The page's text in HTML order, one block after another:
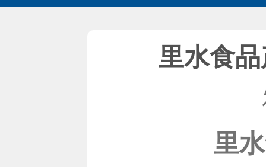
里水食
里